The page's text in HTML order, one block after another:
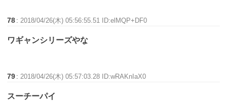
78 : 2018/04/26(木) 05:56:55.51 ID:elMQP+DF0
ワギャンシリーズやな
79 : 2018/04/26(木) 05:57:03.28 ID:wRAKnIaX0
スーチーパイ